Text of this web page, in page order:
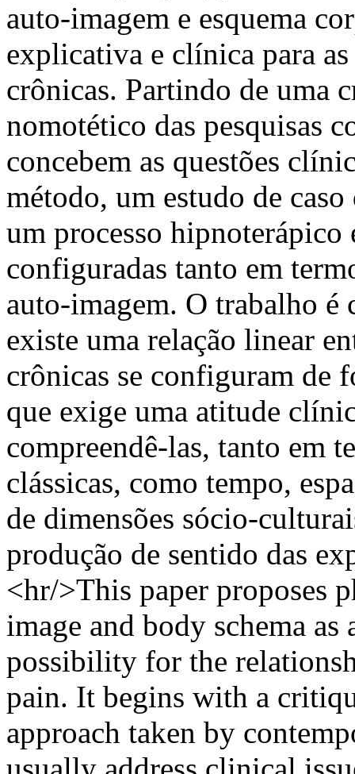
auto-imagem e esquema
explicativa e clínica para
crônicas. Partindo de uma
nomotético das pesquisas
concebem as questões
método, um estudo de caso
um processo hipnoterápico
configuradas tanto em
auto-imagem. O trabalho é
existe uma relação linear
crônicas se configuram de
que exige uma atitude
compreendê-las, tanto em
clássicas, como tempo,
de dimensões sócio-
produção de sentido das
<hr/>This paper proposes
image and body schema
possibility for the
pain. It begins with a
approach taken by